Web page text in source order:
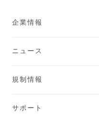
企業情報
ニュース
規制情報
サポート